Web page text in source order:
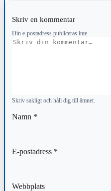
Skriv en kommentar
Din e-postadress publiceras inte.
Kommentar
Skriv sakligt och håll dig till ämnet.
Namn *
E-postadress *
Webbplats